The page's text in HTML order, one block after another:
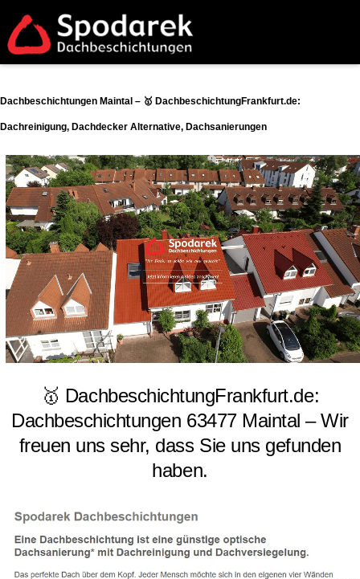
Dachbeschichtungen Maintal – 🥇 DachbeschichtungFrankfurt.de:
Dachreinigung, Dachdecker Alternative, Dachsanierungen
🥇 DachbeschichtungFrankfurt.de:
Dachbeschichtungen 63477 Maintal – Wir
freuen uns sehr, dass Sie uns gefunden
haben.